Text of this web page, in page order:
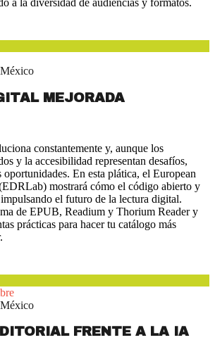
a la diversidad de audiencias y formatos.
MEJORADA
constantemente y, aunque los
y la accesibilidad representan desafíos,
oportunidades. En esta plática, el European
mostrará cómo el código abierto y
el futuro de la lectura digital.
de EPUB, Readium y Thorium Reader y
prácticas para hacer tu catálogo más
FRENTE A LA IA